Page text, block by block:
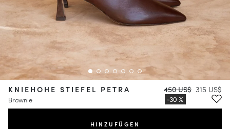
KNIEHOHE STIEFEL PETRA
Brownie
450 US$ 315 US$
HINZUFÜGEN